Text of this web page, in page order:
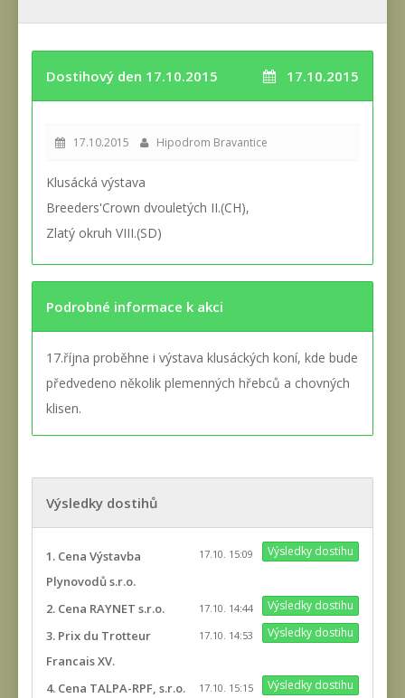
Dostihový den 17.10.2015 17.10.2015
17.10.2015 Hipodrom Bravantice
Klusácká výstava
Breeders'Crown dvouletých II.(CH),
Zlatý okruh VIII.(SD)
Podrobné informace k akci
17.října proběhne i výstava klusáckých koní, kde bude
předvedeno několik plemenných hřebců a chovných
klisen.
Výsledky dostihů
Výsledky dostihu
17.10. 15:09
1. Cena Výstavba
Plynovodů s.r.o.
Výsledky dostihu
17.10. 14:44
2. Cena RAYNET s.r.o.
Výsledky dostihu
17.10. 14:53
3. Prix du Trotteur
Francais XV.
Výsledky dostihu
17.10. 15:15
4. Cena TALPA-RPF, s.r.o.